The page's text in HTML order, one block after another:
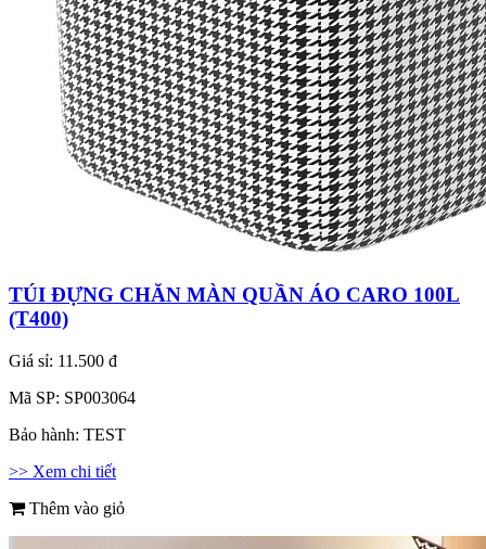
TÚI ĐỰNG CHĂN MÀN QUẦN ÁO CARO 100L
(T400)
Giá sỉ: 11.500 đ
Mã SP: SP003064
Bảo hành: TEST
>> Xem chi tiết
Thêm vào giỏ